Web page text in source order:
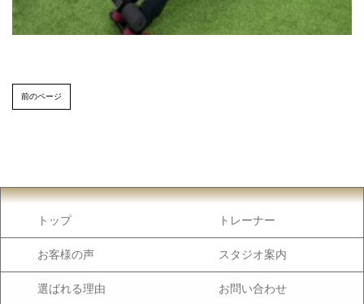
前のページ
トップ トレーナー
お客様の声 スタジオ案内
選ばれる理由 お問い合わせ